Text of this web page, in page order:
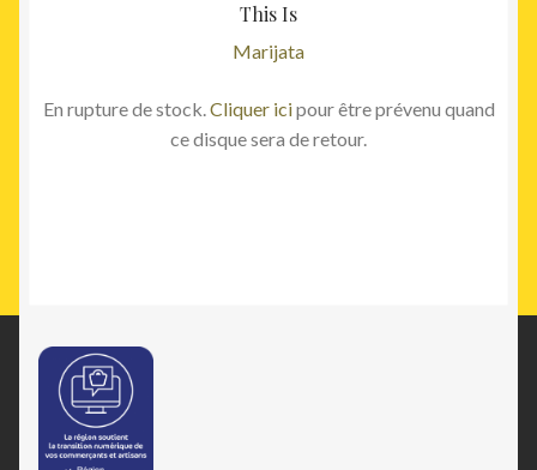
This Is
Marijata
En rupture de stock. Cliquer icipour être prévenu quand
ce disque sera de retour.